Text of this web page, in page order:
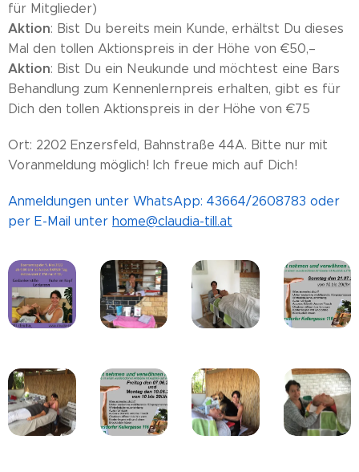
für Mitglieder)
Aktion: Bist Du bereits mein Kunde, erhältst Du dieses
Mal den tollen Aktionspreis in der Höhe von €50,–
Aktion: Bist Du ein Neukunde und möchtest eine Bars
Behandlung zum Kennenlernpreis erhalten, gibt es für
Dich den tollen Aktionspreis in der Höhe von €75
Ort: 2202 Enzersfeld, Bahnstraße 44A. Bitte nur mit
Voranmeldung möglich! Ich freue mich auf Dich!
Anmeldungen unter WhatsApp: 43664/2608783 oder
per E-Mail unter home@claudia-till.at